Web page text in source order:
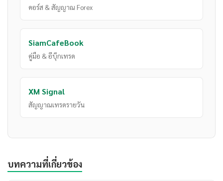
คอร์ส & สัญญาณ Forex
SiamCafeBook
คู่มือ & อีบุ๊กเทรด
XM Signal
สัญญาณเทรดรายวัน
บทความที่เกี่ยวข้อง